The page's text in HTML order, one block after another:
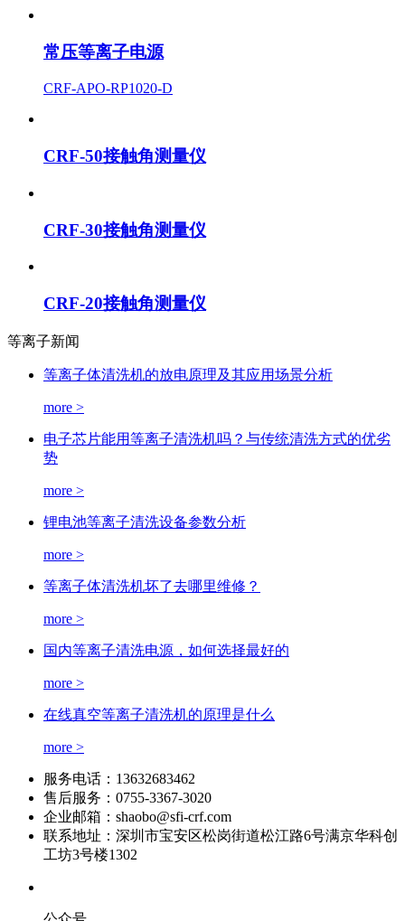
常压等离子电源
CRF-APO-RP1020-D
CRF-50接触角测量仪
CRF-30接触角测量仪
CRF-20接触角测量仪
等离子新闻
等离子体清洗机的放电原理及其应用场景分析
more >
电子芯片能用等离子清洗机吗？与传统清洗方式的优劣
势
more >
锂电池等离子清洗设备参数分析
more >
等离子体清洗机坏了去哪里维修？
more >
国内等离子清洗电源，如何选择最好的
more >
在线真空等离子清洗机的原理是什么
more >
服务电话： 13632683462
售后服务： 0755-3367-3020
企业邮箱： shaobo@sfi-crf.com
联系地址： 深圳市宝安区松岗街道松江路6号满京华科创
工坊3号楼1302